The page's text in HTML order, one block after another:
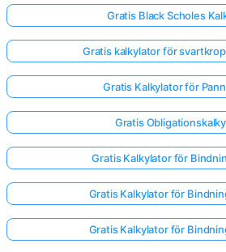
Gratis Black Scholes
Gratis kalkylator för
Gratis Kalkylator för
Gratis
Gratis Kalkylator för
Gratis Kalkylator för
Gratis Kalkylator för